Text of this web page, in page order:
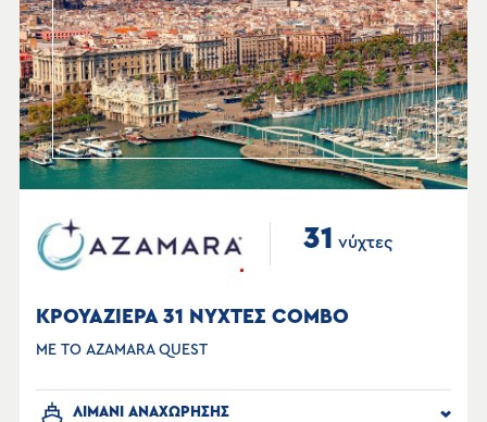
31 νύχτες
ΚΡΟΥΑΖΙΕΡΑ 31 ΝΥΧΤΕΣ COMBO
ΜΕ ΤΟ AZAMARA QUEST
ΛΙΜΑΝΙ ΑΝΑΧΩΡΗΣΗΣ